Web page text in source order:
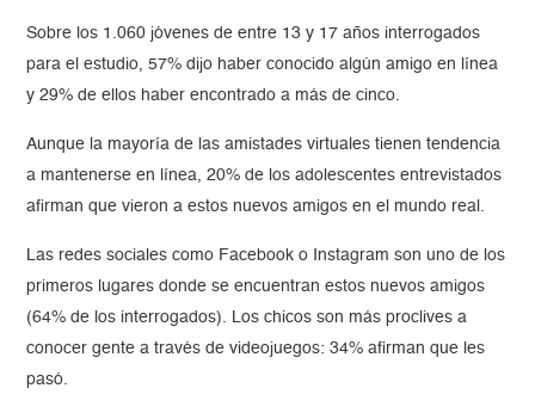
Sobre los 1.060 jóvenes de entre 13 y 17 años interrogados
para el estudio, 57% dijo haber conocido algún amigo en línea
y 29% de ellos haber encontrado a más de cinco.
Aunque la mayoría de las amistades virtuales tienen tendencia
a mantenerse en línea, 20% de los adolescentes entrevistados
afirman que vieron a estos nuevos amigos en el mundo real.
Las redes sociales como Facebook o Instagram son uno de los
primeros lugares donde se encuentran estos nuevos amigos
(64% de los interrogados). Los chicos son más proclives a
conocer gente a través de videojuegos: 34% afirman que les
pasó.